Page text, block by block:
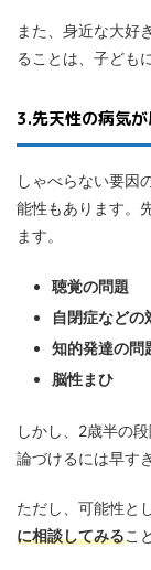
また、身近な大好
ることは、子ども
3.先天性の病気
しゃべらない要因
能性もあります。
ます。
聴覚の問題
自閉症などの
知的発達の問
脳性まひ
しかし、2歳半の
論づけるには早す
ただし、可能性と
に相談してみるこ